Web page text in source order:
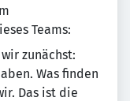
Teams:
zunächst:
Was finden
Das ist die